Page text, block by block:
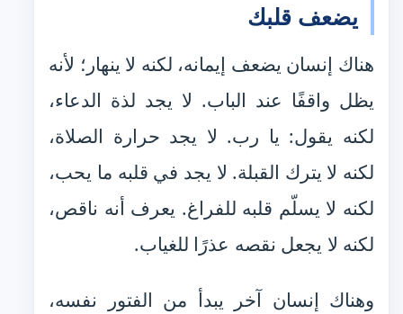
يضعف قلبك
هناك إنسان يضعف إيمانه، لكنه لا ينهار؛ لأنه
يظل واقفًا عند الباب. لا يجد لذة الدعاء،
لكنه يقول: يا رب. لا يجد حرارة الصلاة،
لكنه لا يترك القبلة. لا يجد في قلبه ما يحب،
لكنه لا يسلّم قلبه للفراغ. يعرف أنه ناقص،
لكنه لا يجعل نقصه عذرًا للغياب.
وهناك إنسان آخر يبدأ من الفتور نفسه،